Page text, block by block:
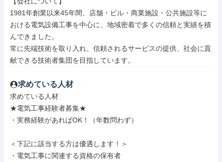
1981年創業以来45年間、店舗・ビル・商業施設・公共施設等に
おける電気設備工事を中心に、地域密着で多くの信頼と実績を積
んできました。
常に先端技術を取り入れ、信頼されるサービスの提供、社会に貢
献できる技術者集団を目指しています。
求めている人材
求めている人材
★電気工事経験者募集★
・実務経験があればOK！（年数問わず）
＜下記に該当する方は優遇します！＞
・電気工事に関連する資格の保有者